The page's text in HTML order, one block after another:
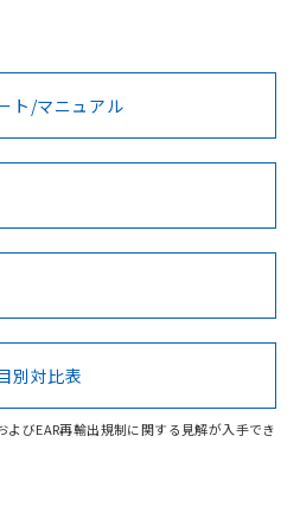
いただく前に、以下を必ずお読
例
Cd Cr(VI)
る可能性があります。
ト/マニュアル
別対比表
びEAR再輸出規制に関する見解が入手でき